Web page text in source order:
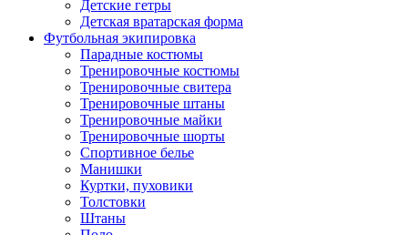
Детские гетры
Детская вратарская форма
Футбольная экипировка
Парадные костюмы
Тренировочные костюмы
Тренировочные свитера
Тренировочные штаны
Тренировочные майки
Тренировочные шорты
Спортивное белье
Манишки
Куртки, пуховики
Толстовки
Штаны